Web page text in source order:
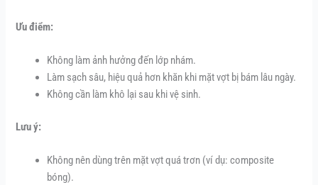
Ưu điểm:
Không làm ảnh hưởng đến lớp nhám.
Làm sạch sâu, hiệu quả hơn khăn khi mặt vợt bị bám lâu ngày.
Không cần làm khô lại sau khi vệ sinh.
Lưu ý:
Không nên dùng trên mặt vợt quá trơn (ví dụ: composite
bóng).